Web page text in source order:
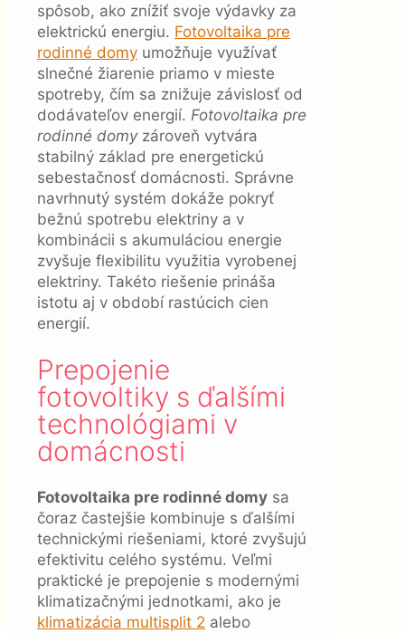
spôsob, ako znížiť svoje výdavky za
elektrickú energiu. Fotovoltaika pre
rodinné domy umožňuje využívať
slnečné žiarenie priamo v mieste
spotreby, čím sa znižuje závislosť od
dodávateľov energií. Fotovoltaika pre
rodinné domyzároveň vytvára
stabilný základ pre energetickú
sebestačnosť domácnosti. Správne
navrhnutý systém dokáže pokryť
bežnú spotrebu elektriny a v
kombinácii s akumuláciou energie
zvyšuje flexibilitu využitia vyrobenej
elektriny. Takéto riešenie prináša
istotu aj v období rastúcich cien
energií.
Prepojenie
fotovoltiky s ďalšími
technológiami v
domácnosti
Fotovoltaika pre rodinné domy sa
čoraz častejšie kombinuje s ďalšími
technickými riešeniami, ktoré zvyšujú
efektivitu celého systému. Veľmi
praktické je prepojenie s modernými
klimatizačnými jednotkami, ako je
klimatizácia multisplit 2 alebo